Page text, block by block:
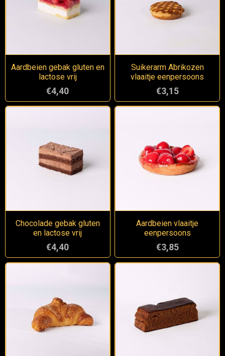
Aardbeien gebak gluten en
lactose vrij
€4,40
Suikerarm Abrikozen
vlaaitje eenpersoons
€3,15
Chocolade gebak gluten
en lactose vrij
€4,40
Aardbeien vlaaitje
eenpersoons
€3,85